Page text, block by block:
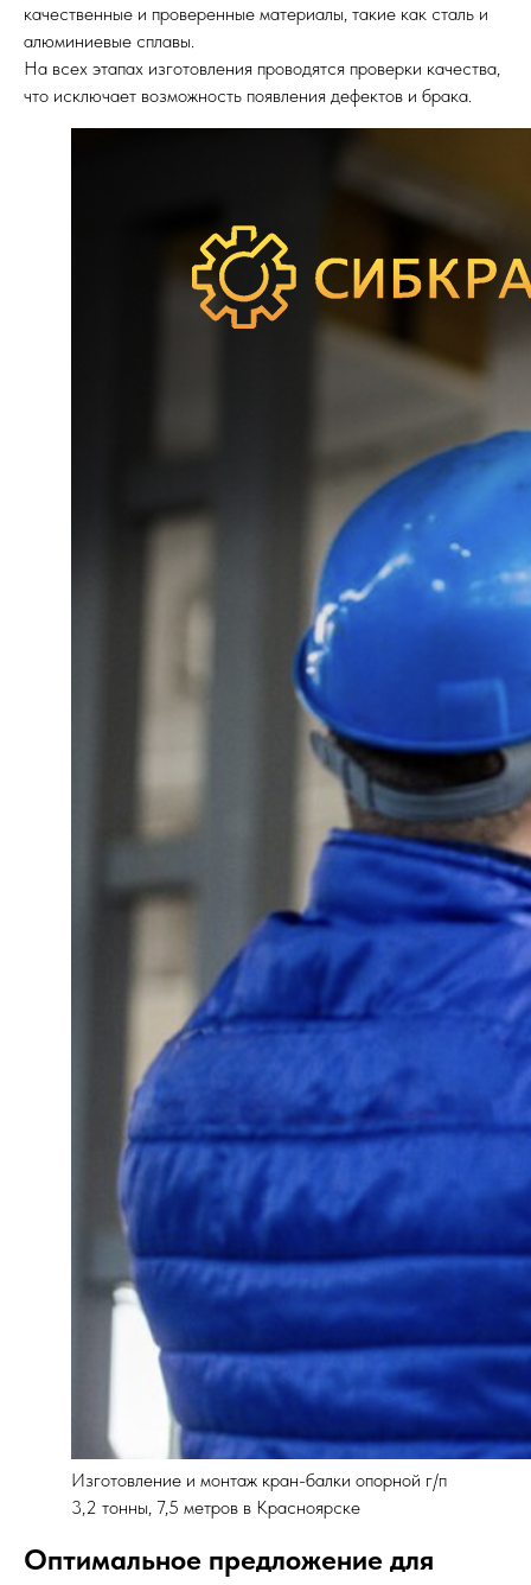
качественные и проверенные материалы, такие как сталь и
алюминиевые сплавы.
На всех этапах изготовления проводятся проверки качества,
что исключает возможность появления дефектов и брака.
Изготовление и монтаж кран-балки опорной г/п
3,2 тонны, 7,5 метров в Красноярске
Оптимальное предложение для